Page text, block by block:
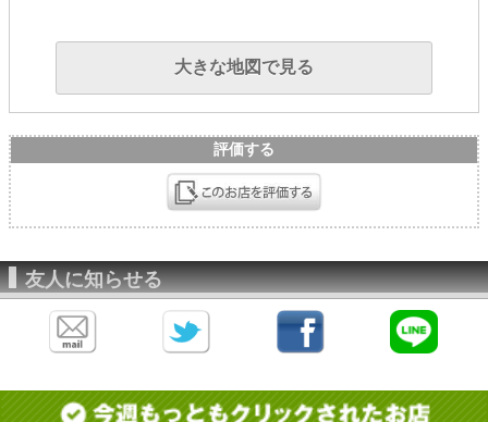
大きな地図で見る
評価する
友人に知らせる